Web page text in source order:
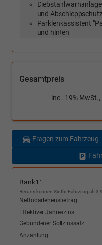
und
Parklenkassistent
und hinten
Gesamtpreis
incl. 19%
Fragen zum Fahrzeug
Bank11
Bei uns können Sie Ihr Fahrzeug ab
Nettodarlehensbetrag
Effektiver Jahreszins
Gebundener Sollzinssatz
Anzahlung